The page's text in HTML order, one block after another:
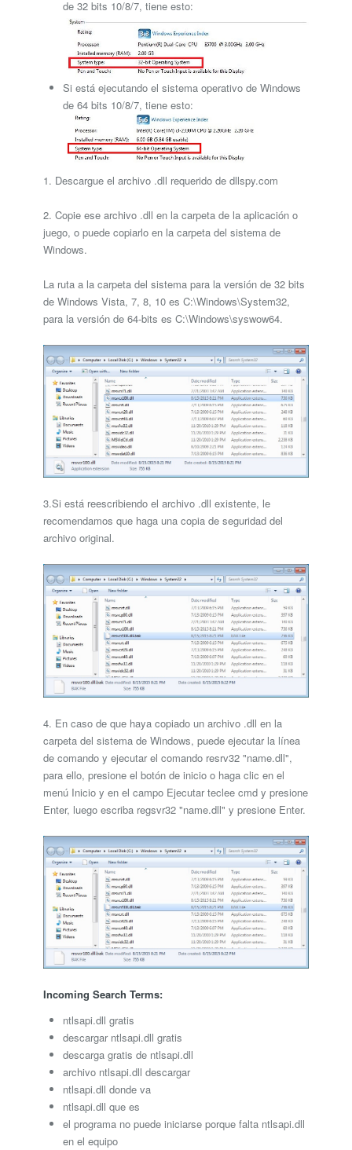
de 32 bits 10/8/7, tiene esto:
Si está ejecutando el sistema operativo de Windows
de 64 bits 10/8/7, tiene esto:
1. Descargue el archivo .dll requerido de dllspy.com
2. Copie ese archivo .dll en la carpeta de la aplicación o
juego, o puede copiarlo en la carpeta del sistema de
Windows.
La ruta a la carpeta del sistema para la versión de 32 bits
de Windows Vista, 7, 8, 10 es C:\Windows\System32,
para la versión de 64-bits es C:\Windows\syswow64.
3.Si está reescribiendo el archivo .dll existente, le
recomendamos que haga una copia de seguridad del
archivo original.
4. En caso de que haya copiado un archivo .dll en la
carpeta del sistema de Windows, puede ejecutar la línea
de comando y ejecutar el comando resrv32 "name.dll",
para ello, presione el botón de inicio o haga clic en el
menú Inicio y en el campo Ejecutar teclee cmd y presione
Enter, luego escriba regsvr32 "name.dll" y presione Enter.
Incoming Search Terms:
ntlsapi.dll gratis
descargar ntlsapi.dll gratis
descarga gratis de ntlsapi.dll
archivo ntlsapi.dll descargar
ntlsapi.dll donde va
ntlsapi.dll que es
el programa no puede iniciarse porque falta ntlsapi.dll
en el equipo